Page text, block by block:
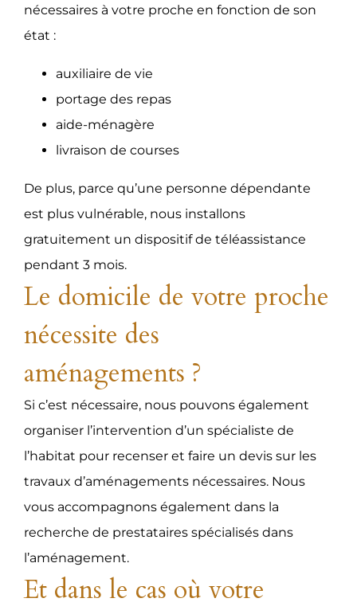
nécessaires à votre proche en fonction de son
état :
auxiliaire de vie
portage des repas
aide-ménagère
livraison de courses
De plus, parce qu’une personne dépendante
est plus vulnérable, nous installons
gratuitement un dispositif de téléassistance
pendant 3 mois.
Le domicile de votre proche
nécessite des
aménagements ?
Si c’est nécessaire, nous pouvons également
organiser l’intervention d’un spécialiste de
l’habitat pour recenser et faire un devis sur les
travaux d’aménagements nécessaires. Nous
vous accompagnons également dans la
recherche de prestataires spécialisés dans
l’aménagement.
Et dans le cas où votre